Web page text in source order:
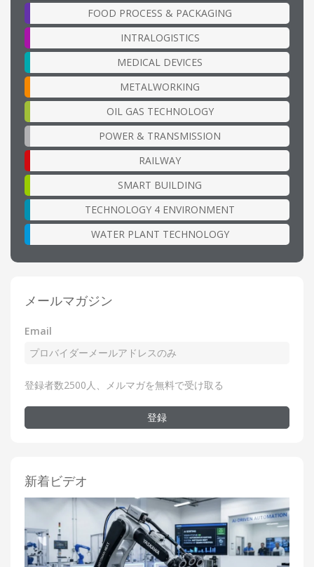
FOOD PROCESS & PACKAGING
INTRALOGISTICS
MEDICAL DEVICES
METALWORKING
OIL GAS TECHNOLOGY
POWER & TRANSMISSION
RAILWAY
SMART BUILDING
TECHNOLOGY 4 ENVIRONMENT
WATER PLANT TECHNOLOGY
メールマガジン
Email
登録者数2500人、メルマガを無料で受け取る
登録
新着ビデオ